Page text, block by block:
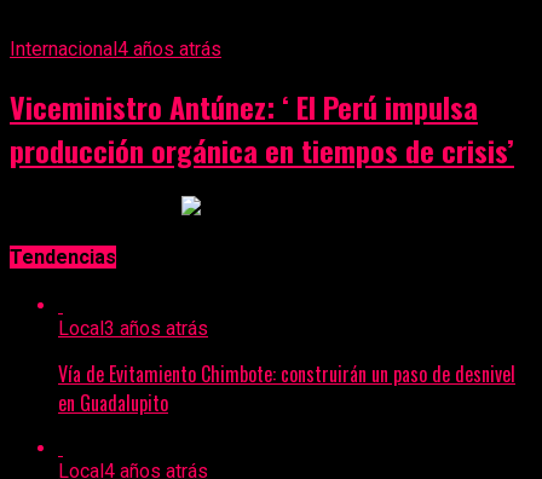
Internacional4 años atrás
Viceministro Antúnez: ‘ El Perú impulsa
producción orgánica en tiempos de crisis’
Tendencias
Local 3 años atrás
Vía de Evitamiento Chimbote: construirán un paso de desnivel
en Guadalupito
Local 4 años atrás